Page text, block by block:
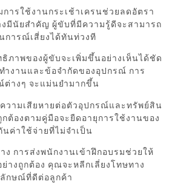
ารใช้งานกระเช้าเครนช่วยลดอัตรา
งมีนัยสำคัญ ผู้ขับที่มีความรู้ดีจะสามารถ
การณ์เสี่ยงได้ทันท่วงที
ภาพของผู้ขับจะเพิ่มขึ้นอย่างเห็นได้ชัด
ำงานและข้อจำกัดของอุปกรณ์ การ
างๆ จะแม่นยำมากขึ้น
วามเสียหายต่อตัวอุปกรณ์และทรัพย์สิน
ต้องตามคู่มือจะยืดอายุการใช้งานของ
ค่าใช้จ่ายที่ไม่จำเป็น
ง การส่งพนักงานเข้าฝึกอบรมช่วยให้
างถูกต้อง คุณจะหลีกเลี่ยงโทษทาง
กษณ์ที่ดีต่อลูกค้า